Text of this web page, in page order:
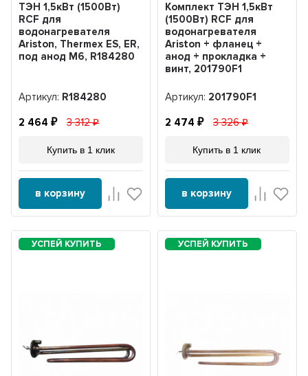
ТЭН 1,5кВт (1500Вт)
RCF для
водонагревателя
Ariston, Thermex ES, ER,
под анод М6, R184280
Артикул: R184280
2 464 3 312
Купить в 1 клик
в корзину
Комплект ТЭН 1,5кВт
(1500Вт) RCF для
водонагревателя
Ariston + фланец +
анод + прокладка +
винт, 201790F1
Артикул: 201790F1
2 474 3 326
Купить в 1 клик
в корзину